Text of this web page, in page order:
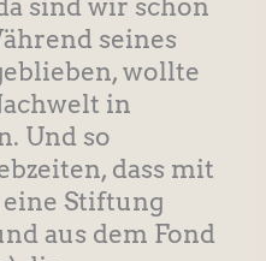
sind wir schon
seines
wollte
in
Und so
dass mit
Stiftung
aus dem Fond